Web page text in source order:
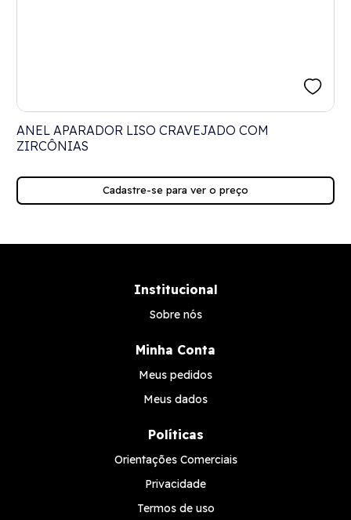
ANEL APARADOR LISO CRAVEJADO COM
ZIRCÔNIAS
Cadastre-se para ver o preço
Institucional
Sobre nós
Minha Conta
Meus pedidos
Meus dados
Políticas
Orientações Comerciais
Privacidade
Termos de uso